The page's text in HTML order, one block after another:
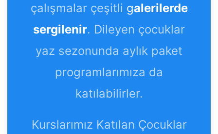
çalışmalar çeşitli galerilerde
sergilenir. Dileyen çocuklar
yaz sezonunda aylık paket
programlarımıza da
katılabilirler.
Kurslarımız Katılan Çocuklar